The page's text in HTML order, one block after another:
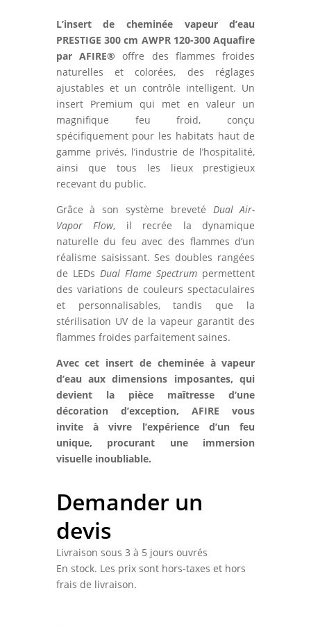
L’insert de cheminée vapeur d’eau
PRESTIGE 300 cm AWPR 120-300 Aquafire
par AFIRE® offre des flammes froides
naturelles et colorées, des réglages
ajustables et un contrôle intelligent. Un
insert Premium qui met en valeur un
magnifique feu froid, conçu
spécifiquement pour les habitats haut de
gamme privés, l’industrie de l’hospitalité,
ainsi que tous les lieux prestigieux
recevant du public.
Grâce à son système breveté Dual Air-
Vapor Flow, il recrée la dynamique
naturelle du feu avec des flammes d’un
réalisme saisissant. Ses doubles rangées
de LEDs Dual Flame Spectrum permettent
des variations de couleurs spectaculaires
et personnalisables, tandis que la
stérilisation UV de la vapeur garantit des
flammes froides parfaitement saines.
Avec cet insert de cheminée à vapeur
d’eau aux dimensions imposantes, qui
devient la pièce maîtresse d’une
décoration d’exception, AFIRE vous
invite à vivre l’expérience d’un feu
unique, procurant une immersion
visuelle inoubliable.
Demander un
devis
Livraison sous 3 à 5 jours ouvrés
En stock. Les prix sont hors-taxes et hors
frais de livraison.